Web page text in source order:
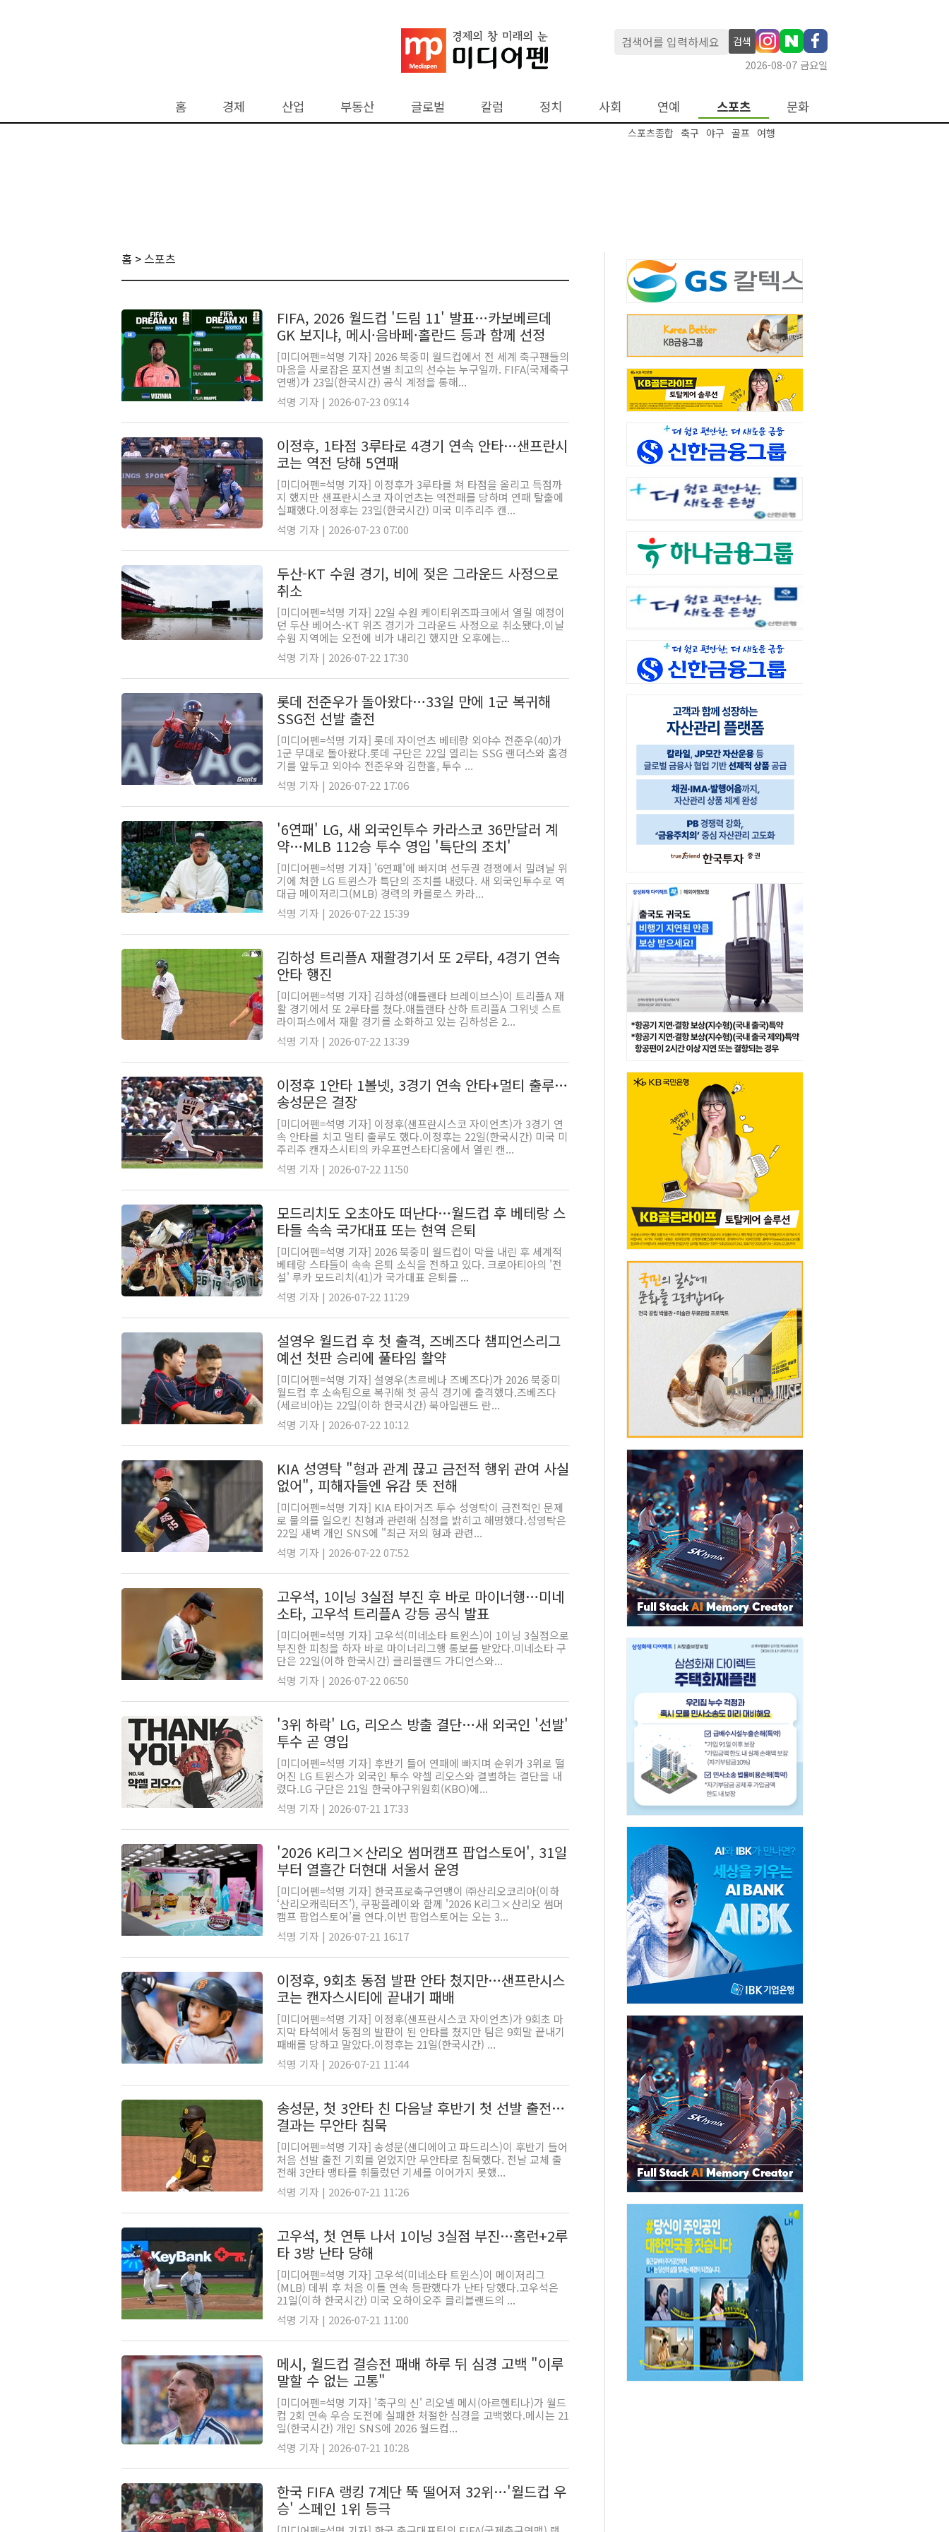
검색
2026-08-07 금요일
홈 경제 산업 부동산 글로벌 칼럼 정치 사회 연예 스포츠
스포츠종합 축구 야구 골프 여행
문화
홈 >스포츠
FIFA, 2026 월드컵 '드림 11' 발표…카보베르데
GK 보지냐, 메시·음바페·홀란드 등과 함께 선정
[미디어펜=석명 기자] 2026 북중미 월드컵에서 전 세계 축구팬들의
마음을 사로잡은 포지션별 최고의 선수는 누구일까. FIFA(국제축구
연맹)가 23일(한국시간) 공식 계정을 통해...
석명 기자 | 2026-07-23 09:14
이정후, 1타점 3루타로 4경기 연속 안타…샌프란시
코는 역전 당해 5연패
[미디어펜=석명 기자] 이정후가 3루타를 쳐 타점을 올리고 득점까
지 했지만 샌프란시스코 자이언츠는 역전패를 당하며 연패 탈출에
실패했다.이정후는 23일(한국시간) 미국 미주리주 캔...
석명 기자 | 2026-07-23 07:00
두산-KT 수원 경기, 비에 젖은 그라운드 사정으로
취소
[미디어펜=석명 기자] 22일 수원 케이티위즈파크에서 열릴 예정이
던 두산 베어스-KT 위즈 경기가 그라운드 사정으로 취소됐다.이날
수원 지역에는 오전에 비가 내리긴 했지만 오후에는...
석명 기자 | 2026-07-22 17:30
롯데 전준우가 돌아왔다…33일 만에 1군 복귀해
SSG전 선발 출전
[미디어펜=석명 기자] 롯데 자이언츠 베테랑 외야수 전준우(40)가
1군 무대로 돌아왔다.롯데 구단은 22일 열리는 SSG 랜더스와 홈경
기를 앞두고 외야수 전준우와 김한홀, 투수 ...
석명 기자 | 2026-07-22 17:06
'6연패' LG, 새 외국인투수 카라스코 36만달러 계
약…MLB 112승 투수 영입 '특단의 조치'
[미디어펜=석명 기자] '6연패'에 빠지며 선두권 경쟁에서 밀려날 위
기에 처한 LG 트윈스가 특단의 조치를 내렸다. 새 외국인투수로 역
대급 메이저리그(MLB) 경력의 카를로스 카라...
석명 기자 | 2026-07-22 15:39
김하성 트리플A 재활경기서 또 2루타, 4경기 연속
안타 행진
[미디어펜=석명 기자] 김하성(애틀랜타 브레이브스)이 트리플A 재
활 경기에서 또 2루타를 쳤다.애틀랜타 산하 트리플A 그위넷 스트
라이퍼스에서 재활 경기를 소화하고 있는 김하성은 2...
석명 기자 | 2026-07-22 13:39
이정후 1안타 1볼넷, 3경기 연속 안타+멀티 출루…
송성문은 결장
[미디어펜=석명 기자] 이정후(샌프란시스코 자이언츠)가 3경기 연
속 안타를 치고 멀티 출루도 했다.이정후는 22일(한국시간) 미국 미
주리주 캔자스시티의 카우프먼스타디움에서 열린 캔...
석명 기자 | 2026-07-22 11:50
모드리치도 오초아도 떠난다…월드컵 후 베테랑 스
타들 속속 국가대표 또는 현역 은퇴
[미디어펜=석명 기자] 2026 북중미 월드컵이 막을 내린 후 세계적
베테랑 스타들이 속속 은퇴 소식을 전하고 있다. 크로아티아의 '전
설' 루카 모드리치(41)가 국가대표 은퇴를 ...
석명 기자 | 2026-07-22 11:29
설영우 월드컵 후 첫 출격, 즈베즈다 챔피언스리그
예선 첫판 승리에 풀타임 활약
[미디어펜=석명 기자] 설영우(츠르베나 즈베즈다)가 2026 북중미
월드컵 후 소속팀으로 복귀해 첫 공식 경기에 출격했다.즈베즈다
(세르비아)는 22일(이하 한국시간) 북아일랜드 란...
석명 기자 | 2026-07-22 10:12
KIA 성영탁 "형과 관계 끊고 금전적 행위 관여 사실
없어", 피해자들엔 유감 뜻 전해
[미디어펜=석명 기자] KIA 타이거즈 투수 성영탁이 금전적인 문제
로 물의를 일으킨 친형과 관련해 심정을 밝히고 해명했다.성영탁은
22일 새벽 개인 SNS에 "최근 저의 형과 관련...
석명 기자 | 2026-07-22 07:52
고우석, 1이닝 3실점 부진 후 바로 마이너행…미네
소타, 고우석 트리플A 강등 공식 발표
[미디어펜=석명 기자] 고우석(미네소타 트윈스)이 1이닝 3실점으로
부진한 피칭을 하자 바로 마이너리그행 통보를 받았다.미네소타 구
단은 22일(이하 한국시간) 클리블랜드 가디언스와...
석명 기자 | 2026-07-22 06:50
'3위 하락' LG, 리오스 방출 결단…새 외국인 '선발'
투수 곧 영입
[미디어펜=석명 기자] 후반기 들어 연패에 빠지며 순위가 3위로 떨
어진 LG 트윈스가 외국인 투수 약셀 리오스와 결별하는 결단을 내
렸다.LG 구단은 21일 한국야구위원회(KBO)에...
석명 기자 | 2026-07-21 17:33
'2026 K리그×산리오 썸머캠프 팝업스토어', 31일
부터 열흘간 더현대 서울서 운영
[미디어펜=석명 기자] 한국프로축구연맹이 ㈜산리오코리아(이하
‘산리오캐릭터즈’), 쿠팡플레이와 함께 '2026 K리그×산리오 썸머
캠프 팝업스토어’를 연다.이번 팝업스토어는 오는 3...
석명 기자 | 2026-07-21 16:17
이정후, 9회초 동점 발판 안타 쳤지만…샌프란시스
코는 캔자스시티에 끝내기 패배
[미디어펜=석명 기자] 이정후(샌프란시스코 자이언츠)가 9회초 마
지막 타석에서 동점의 발판이 된 안타를 쳤지만 팀은 9회말 끝내기
패배를 당하고 말았다.이정후는 21일(한국시간) ...
석명 기자 | 2026-07-21 11:44
송성문, 첫 3안타 친 다음날 후반기 첫 선발 출전…
결과는 무안타 침묵
[미디어펜=석명 기자] 송성문(샌디에이고 파드리스)이 후반기 들어
처음 선발 출전 기회를 얻었지만 무안타로 침묵했다. 전날 교체 출
전해 3안타 맹타를 휘둘렀던 기세를 이어가지 못했...
석명 기자 | 2026-07-21 11:26
고우석, 첫 연투 나서 1이닝 3실점 부진…홈런+2루
타 3방 난타 당해
[미디어펜=석명 기자] 고우석(미네소타 트윈스)이 메이저리그
(MLB) 데뷔 후 처음 이틀 연속 등판했다가 난타 당했다.고우석은
21일(이하 한국시간) 미국 오하이오주 클리블랜드의 ...
석명 기자 | 2026-07-21 11:00
메시, 월드컵 결승전 패배 하루 뒤 심경 고백 "이루
말할 수 없는 고통"
[미디어펜=석명 기자] '축구의 신' 리오넬 메시(아르헨티나)가 월드
컵 2회 연속 우승 도전에 실패한 처절한 심경을 고백했다.메시는 21
일(한국시간) 개인 SNS에 2026 월드컵...
석명 기자 | 2026-07-21 10:28
한국 FIFA 랭킹 7계단 뚝 떨어져 32위…'월드컵 우
승' 스페인 1위 등극